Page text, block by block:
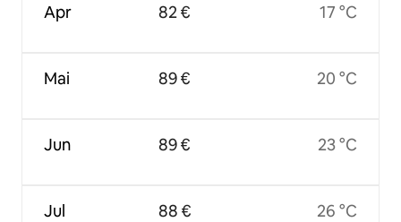
Apr
Mai
Jun
Jul
82 €
89 €
89 €
88 €
17 °C
20 °C
23 °C
26 °C